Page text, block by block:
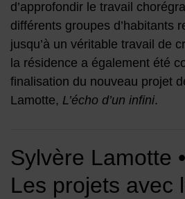
d’approfondir le travail
différents groupes d’habitants
jusqu’à un véritable travail de
la résidence a également été
finalisation du nouveau projet
Lamotte, L’écho d’un infini.
Sylvère Lamotte
Les projets avec